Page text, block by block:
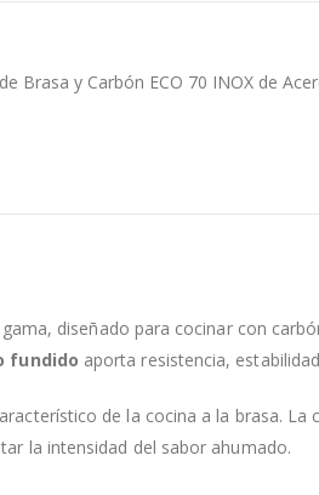
Brasa y Carbón ECO 70 INOX de
diseñado para cocinar con
fundido aporta resistencia,
de la cocina a la brasa. La
la intensidad del sabor ahumado.